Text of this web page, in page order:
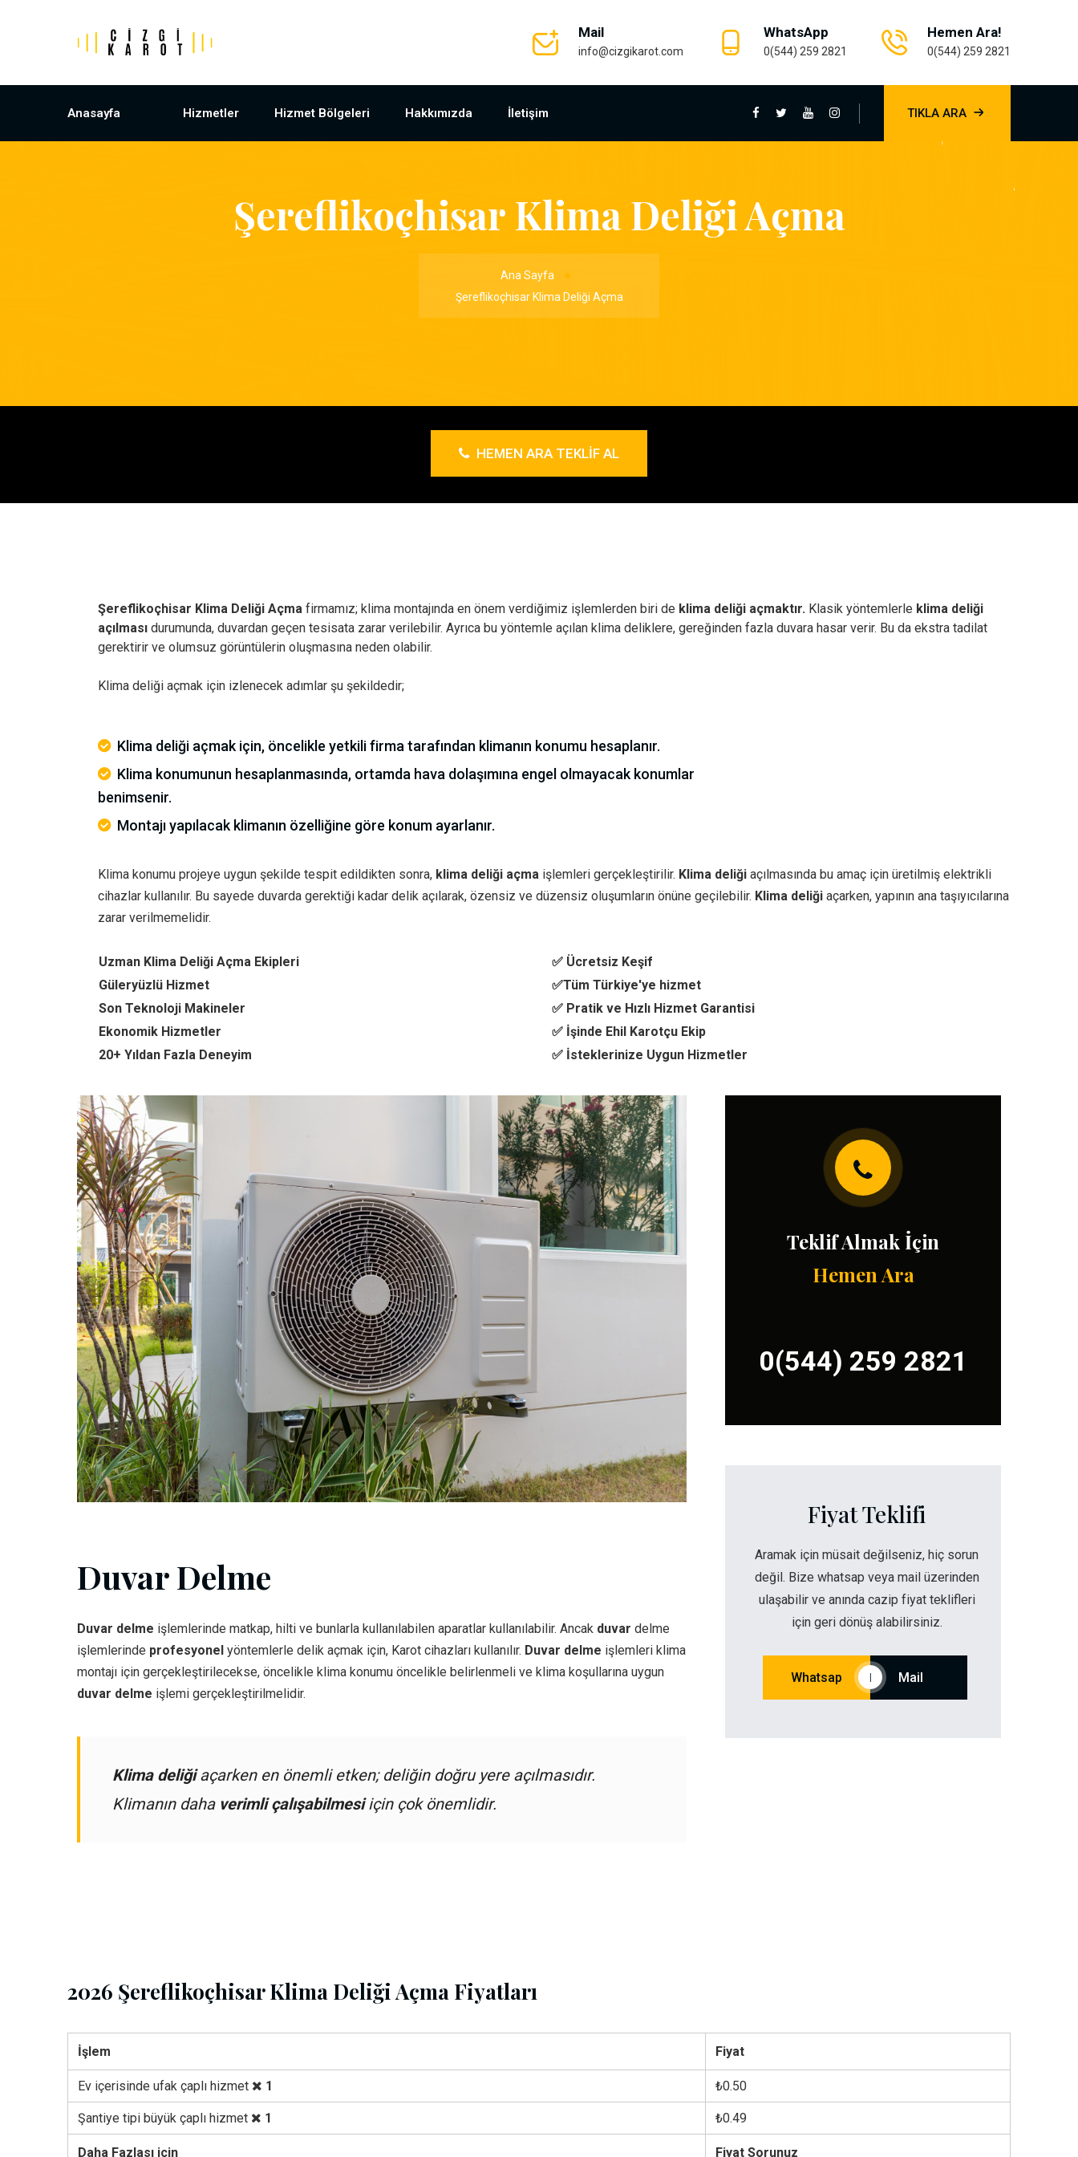
Mail
info@cizgikarot.com
WhatsApp
0(544) 259 2821
Hemen Ara!
0(544) 259 2821
Anasayfa Hizmetler Hizmet Bölgeleri Hakkımızda İletişim TIKLA ARA
Şereflikoçhisar Klima Deliği Açma
Ana Sayfa
Şereflikoçhisar Klima Deliği Açma
HEMEN ARA TEKLIF AL
Şereflikoçhisar Klima Deliği Açma firmamız; klima montajında en önem verdiğimiz işlemlerden biri de klima deliği açmaktır. Klasik yöntemlerle klima deliği
açılması durumunda, duvardan geçen tesisata zarar verilebilir. Ayrıca bu yöntemle açılan klima deliklere, gereğinden fazla duvara hasar verir. Bu da ekstra tadilat
gerektirir ve olumsuz görüntülerin oluşmasına neden olabilir.
Klima deliği açmak için izlenecek adımlar şu şekildedir;
Klima deliği açmak için, öncelikle yetkili firma tarafından klimanın konumu hesaplanır.
Klima konumunun hesaplanmasında, ortamda hava dolaşımına engel olmayacak konumlar
benimsenir.
Montajı yapılacak klimanın özelliğine göre konum ayarlanır.
Klima konumu projeye uygun şekilde tespit edildikten sonra, klima deliği açma işlemleri gerçekleştirilir. Klima deliği açılmasında bu amaç için üretilmiş elektrikli
cihazlar kullanılır. Bu sayede duvarda gerektiği kadar delik açılarak, özensiz ve düzensiz oluşumların önüne geçilebilir. Klima deliği açarken, yapının ana taşıyıcılarına
zarar verilmemelidir.
Uzman Klima Deliği Açma Ekipleri
✅ Ücretsiz Keşif
Güleryüzlü Hizmet
✅Tüm Türkiye'ye hizmet
Son Teknoloji Makineler
✅ Pratik ve Hızlı Hizmet Garantisi
Ekonomik Hizmetler
✅ İşinde Ehil Karotçu Ekip
20+ Yıldan Fazla Deneyim
✅ İsteklerinize Uygun Hizmetler
Duvar Delme
Duvar delme işlemlerinde matkap, hilti ve bunlarla kullanılabilen aparatlar kullanılabilir. Ancak duvar delme
işlemlerinde profesyonel yöntemlerle delik açmak için, Karot cihazları kullanılır. Duvar delme işlemleri klima
montajı için gerçekleştirilecekse, öncelikle klima konumu öncelikle belirlenmeli ve klima koşullarına uygun
duvar delme işlemi gerçekleştirilmelidir.
Klima deliğiaçarken en önemli etken; deliğin doğru yere açılmasıdır.
Klimanın daha verimli çalışabilmesiiçin çok önemlidir.
Teklif Almak İçin
Hemen Ara
0(544) 259 2821
Fiyat Teklifi
Aramak için müsait değilseniz, hiç sorun
değil. Bize whatsap veya mail üzerinden
ulaşabilir ve anında cazip fiyat teklifleri
için geri dönüş alabilirsiniz.
Whatsap Mail
2026 Şereflikoçhisar Klima Deliği Açma Fiyatları
İşlem Fiyat
Ev içerisinde ufak çaplı hizmet 1 ₺0.50
Şantiye tipi büyük çaplı hizmet 1 ₺0.49
Daha Fazlası için Fiyat Sorunuz